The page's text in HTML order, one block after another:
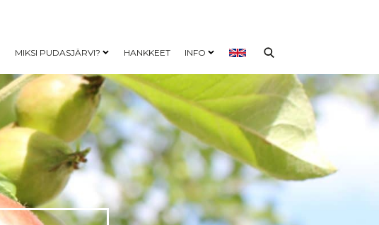
Open child menu
MIKSI PUDASJÄRVI?
Open child menu
HANKKEET INFO
Open child menu